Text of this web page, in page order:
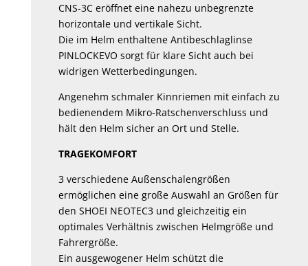
CNS-3C eröffnet eine nahezu unbegrenzte
horizontale und vertikale Sicht.
Die im Helm enthaltene Antibeschlaglinse
PINLOCKEVO sorgt für klare Sicht auch bei
widrigen Wetterbedingungen.
Angenehm schmaler Kinnriemen mit einfach zu
bedienendem Mikro-Ratschenverschluss und
hält den Helm sicher an Ort und Stelle.
TRAGEKOMFORT
3 verschiedene Außenschalengrößen
ermöglichen eine große Auswahl an Größen für
den SHOEI NEOTEC3 und gleichzeitig ein
optimales Verhältnis zwischen Helmgröße und
Fahrergröße.
Ein ausgewogener Helm schützt die